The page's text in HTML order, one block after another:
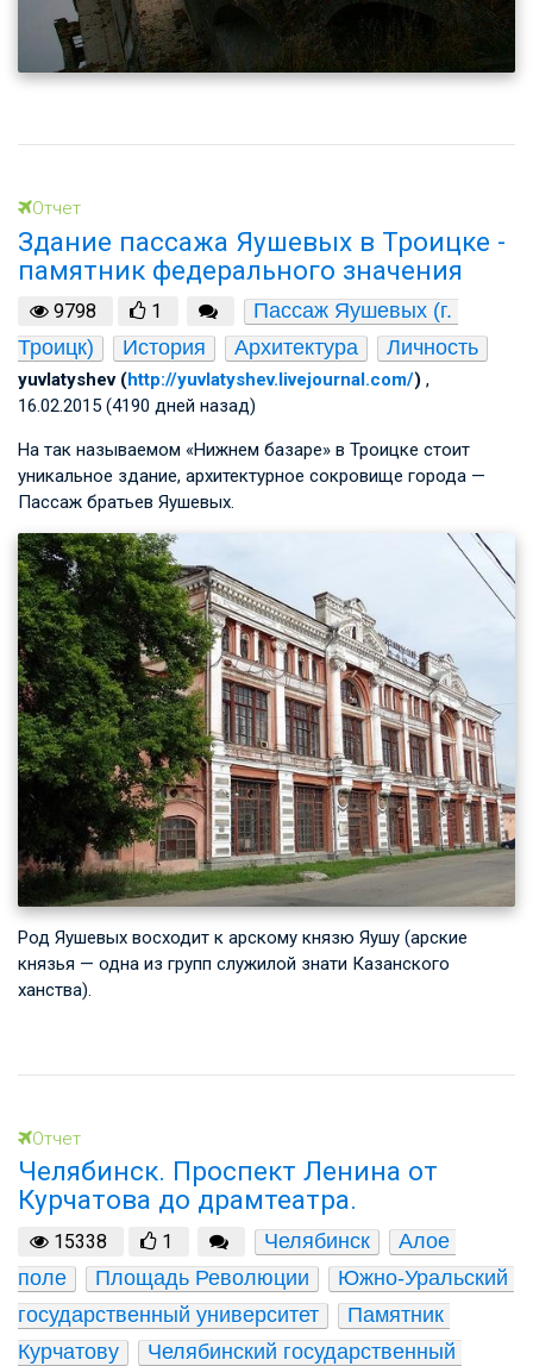
Отчет
Здание пассажа Яушевых в Троицке -
памятник федерального значения
9798 1
Пассаж Яушевых (г.
Троицк)
История Архитектура Личность
yuvlatyshev (http://yuvlatyshev.livejournal.com/) ,
16.02.2015 (4190 дней назад)
На так называемом «Нижнем базаре» в Троицке стоит
уникальное здание, архитектурное сокровище города —
Пассаж братьев Яушевых.
Род Яушевых восходит к арскому князю Яушу (арские
князья — одна из групп служилой знати Казанского
ханства).
Отчет
Челябинск. Проспект Ленина от
Курчатова до драмтеатра.
15338 1 Челябинск
Алое
поле
Площадь Революции
Южно-Уральский
государственный университет
Памятник
Курчатову
Челябинский государственный